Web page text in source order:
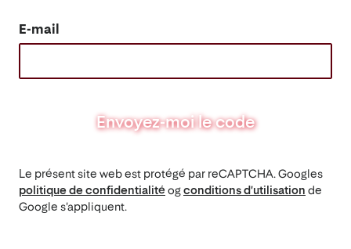
E-mail
Envoyez-moi le code
Le présent site web est protégé par reCAPTCHA. Googles
politique de confidentialitéogconditions d'utilisation de
Google s'appliquent.